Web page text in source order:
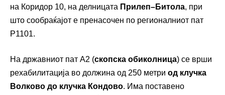
на Коридор 10, на делницата Прилеп–Битола, при
што сообраќајот е пренасочен по регионалниот пат
Р1101.
На државниот пат А2 (скопска обиколница) се врши
рехабилитација во должина од 250 метри од клучка
Волково до клучка Кондово. Има поставено